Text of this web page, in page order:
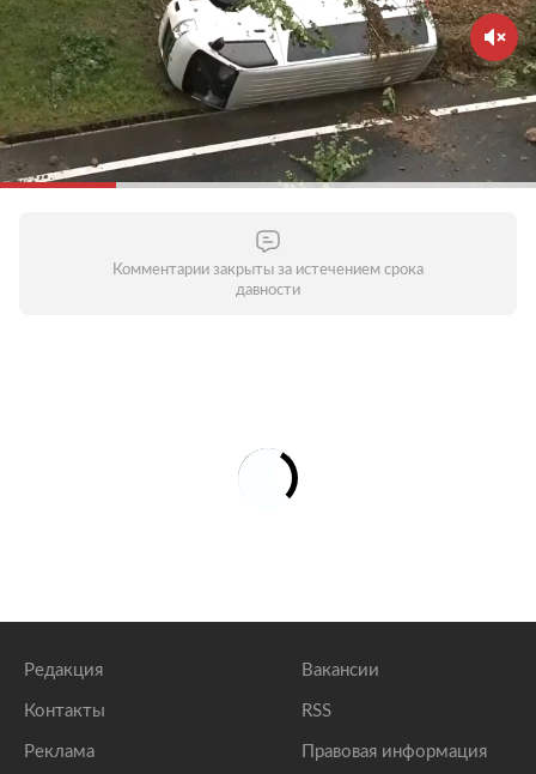
Комментарии закрыты за истечением срока
давности
Редакция
Контакты
Реклама
Вакансии
RSS
Правовая информация